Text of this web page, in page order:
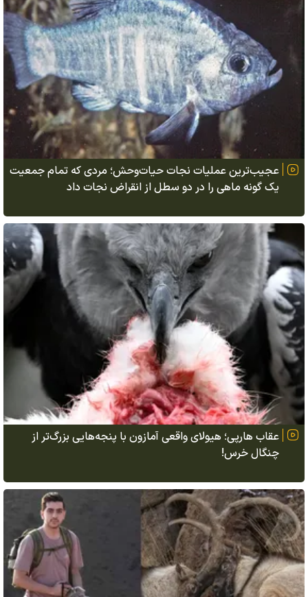
عجیب‌ترین عملیات نجات حیات‌وحش؛ مردی که تمام جمعیت
یک گونه ماهی را در دو سطل از انقراض نجات داد
عقاب هارپی؛ هیولای واقعی آمازون با پنجه‌هایی بزرگ‌تر از
چنگال خرس!